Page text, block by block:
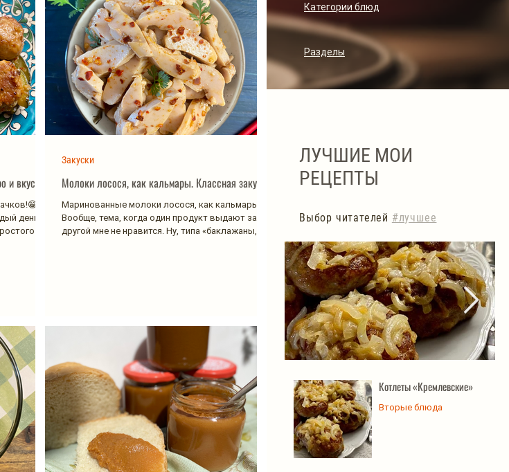
Категории блюд
Разделы
вкусно
день и
и...
Молоки лосося, как кальмары. Классная закуска!
Маринованные молоки лосося, как кальмары.
Вообще, тема, когда один продукт выдают за
другой мне не нравится. Ну, типа «баклажаны,
Закуски
ЛУЧШИЕ МОИ
РЕЦЕПТЫ
Выбор читателей #лучшее
Котлеты «Кремлевские»
Котлеты «Кремлевские»
Вторые блюда